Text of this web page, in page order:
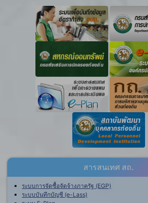
สารสนเทศ สถ.
ระบบการจัดซื้อจัดจ้างภาครัฐ (EGP)
ระบบบันทึกบัญชี (e-Lass)